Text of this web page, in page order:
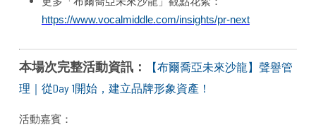
https://www.vocalmiddle.com/insights/pr-next
本場次完整活動資訊：
【布爾喬亞未來沙龍】聲譽管
理｜從Day 1開始，建立品牌形象資產！
活動嘉賓：